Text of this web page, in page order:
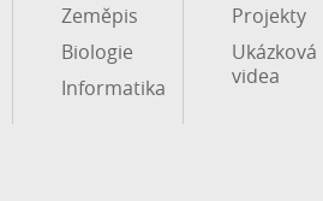
Zeměpis
Biologie
Informatika
Projekty
Ukázková
videa